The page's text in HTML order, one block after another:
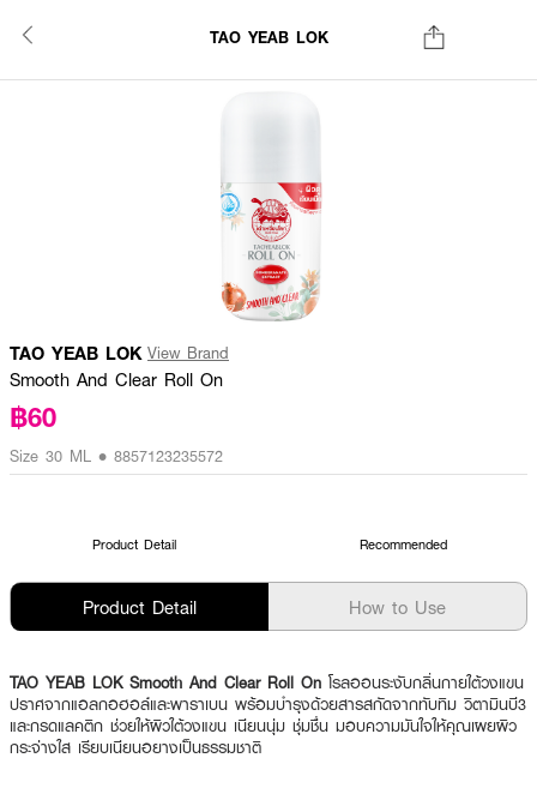
TAO YEAB LOK
TAO YEAB LOK View Brand
Smooth And Clear Roll On
฿60
Size 30 ML • 8857123235572
Product Detail Recommended
Product Detail How to Use
TAO YEAB LOK Smooth And Clear Roll On โรลออนระงับกลิ่นกายใต้วงแขน
ปราศจากแอลกอฮอล์และพาราเบน พร้อมบำรุงด้วยสารสกัดจากทับทิม วิตามินบี3
และกรดแลคติก ช่วยให้ผิวใต้วงแขน เนียนนุ่ม ชุ่มชื่น มอบความมันใจให้คุณเผยผิว
กระจ่างใส เรียบเนียนอยางเป็นธรรมชาติ